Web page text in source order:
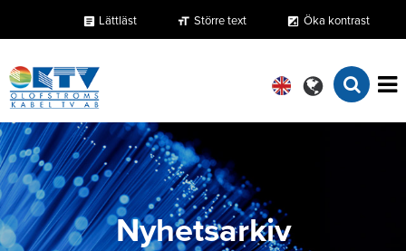
article Lättläst format_size Större text exposure Öka kontrast
Nyhetsarkiv